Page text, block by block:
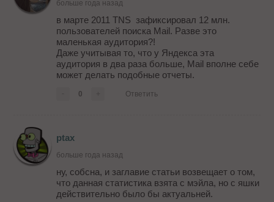
больше года назад
в марте 2011 TNS зафиксировал 12 млн.
пользователей поиска Mail. Разве это
маленькая аудитория?!
Даже учитывая то, что у Яндекса эта
аудитория в два раза больше, Mail вполне себе
может делать подобные отчеты.
0 Ответить
ptax
больше года назад
ну, собсна, и заглавие статьи возвещает о том,
что данная статистика взята с мэйла, но с яшки
действительно было бы актуальней.